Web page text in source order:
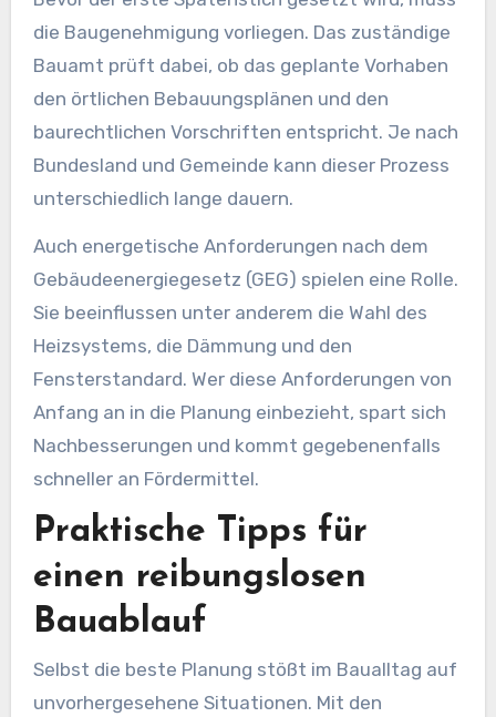
die Baugenehmigung vorliegen. Das zuständige
Bauamt prüft dabei, ob das geplante Vorhaben
den örtlichen Bebauungsplänen und den
baurechtlichen Vorschriften entspricht. Je nach
Bundesland und Gemeinde kann dieser Prozess
unterschiedlich lange dauern.
Auch energetische Anforderungen nach dem
Gebäudeenergiegesetz (GEG) spielen eine Rolle.
Sie beeinflussen unter anderem die Wahl des
Heizsystems, die Dämmung und den
Fensterstandard. Wer diese Anforderungen von
Anfang an in die Planung einbezieht, spart sich
Nachbesserungen und kommt gegebenenfalls
schneller an Fördermittel.
Praktische Tipps für
einen reibungslosen
Bauablauf
Selbst die beste Planung stößt im Baualltag auf
unvorhergesehene Situationen. Mit den